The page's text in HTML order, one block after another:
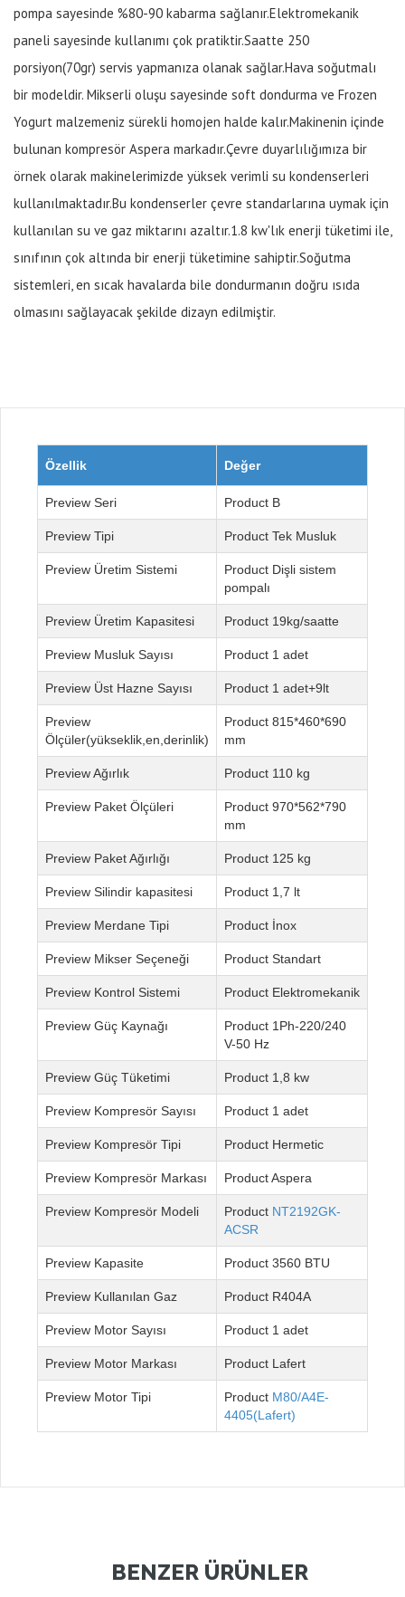
pompa sayesinde %80-90 kabarma sağlanır.Elektromekanik
paneli sayesinde kullanımı çok pratiktir.Saatte 250
porsiyon(70gr) servis yapmanıza olanak sağlar.Hava soğutmalı
bir modeldir. Mikserli oluşu sayesinde soft dondurma ve Frozen
Yogurt malzemeniz sürekli homojen halde kalır.Makinenin içinde
bulunan kompresör Aspera markadır.Çevre duyarlılığımıza bir
örnek olarak makinelerimizde yüksek verimli su kondenserleri
kullanılmaktadır.Bu kondenserler çevre standarlarına uymak için
kullanılan su ve gaz miktarını azaltır.1.8 kw'lık enerji tüketimi ile,
sınıfının çok altında bir enerji tüketimine sahiptir.Soğutma
sistemleri, en sıcak havalarda bile dondurmanın doğru ısıda
olmasını sağlayacak şekilde dizayn edilmiştir.
Özellik Değer
Seri B
Tipi Tek Musluk
Üretim Sistemi
Dişli sistem
pompalı
Üretim Kapasitesi 19kg/saatte
Musluk Sayısı 1 adet
Üst Hazne Sayısı 1 adet+9lt
Ölçüler(yükseklik,en,derinlik)
815*460*690
mm
Ağırlık 110 kg
Paket Ölçüleri
970*562*790
mm
Paket Ağırlığı 125 kg
Silindir kapasitesi 1,7 lt
Merdane Tipi İnox
Mikser Seçeneği Standart
Kontrol Sistemi Elektromekanik
Güç Kaynağı
1Ph-220/240
V-50 Hz
Güç Tüketimi 1,8 kw
Kompresör Sayısı 1 adet
Kompresör Tipi Hermetic
Kompresör Markası Aspera
Kompresör Modeli
NT2192GK-
ACSR
Kapasite 3560 BTU
Kullanılan Gaz R404A
Motor Sayısı 1 adet
Motor Markası Lafert
Motor Tipi
M80/A4E-
4405(Lafert)
BENZER ÜRÜNLER